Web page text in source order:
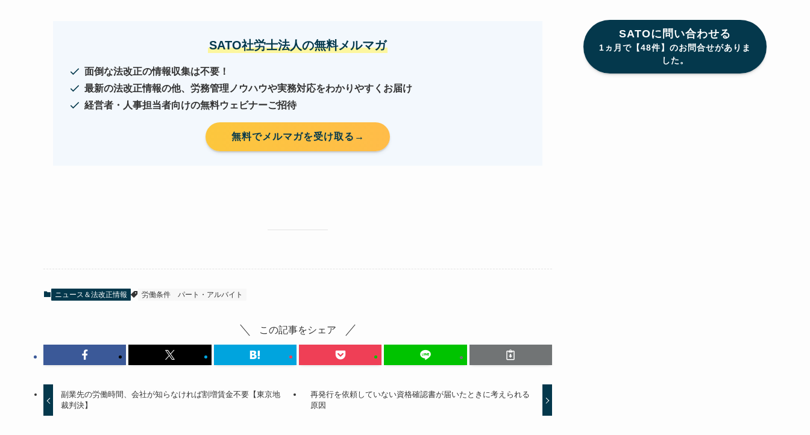
SATO社労士法人の無料メルマガ
面倒な法改正の情報収集は不要！
最新の法改正情報の他、労務管理ノウハウや実務対応をわかりやすくお届け
経営者・人事担当者向けの無料ウェビナーご招待
無料でメルマガを受け取る→
ニュース＆法改正情報 労働条件 パート・アルバイト
この記事をシェア
副業先の労働時間、会社が知らなければ割増賃金不要【東京地
裁判決】
再発行を依頼していない資格確認書が届いたときに考えられる
原因
SATOに問い合わせる
1ヵ月で【48件】のお問合せがありま
した。